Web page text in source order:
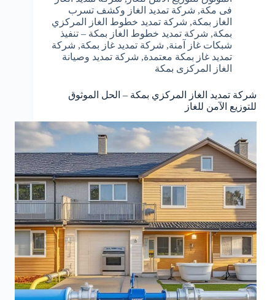
فى مكة, شركة تمديد الغاز وكشف تسرب
الغاز بمكة, شركة تمديد خطوط الغاز المركزي
بمكة, شركة تمديد خطوط الغاز بمكة – تنفيذ
شبكات غاز آمنة, شركة تمديد غاز بمكة, شركة
تمديد غاز بمكة معتمدة, شركة تمديد وصيانة
الغاز المركزى بمكة
شركة تمديد الغاز المركزي بمكة – الحل الموثوق
للتوزيع الآمن للغاز